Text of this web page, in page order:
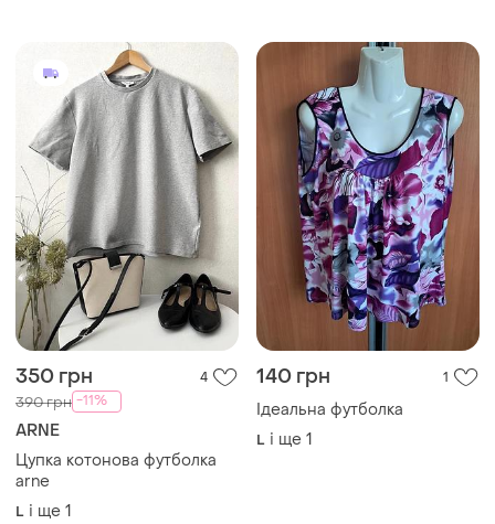
350 грн 4
390 грн -11%
ARNE
Цупка котонова футболка
arne
L і ще 1
140 грн 1
Ідеальна футболка
L і ще 1